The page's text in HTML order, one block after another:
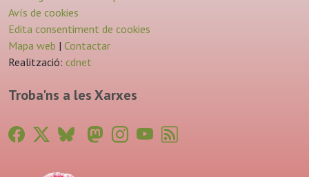
Avís de cookies
Edita consentiment de cookies
Mapa web | Contactar
Realització: cdnet
Troba'ns a les Xarxes